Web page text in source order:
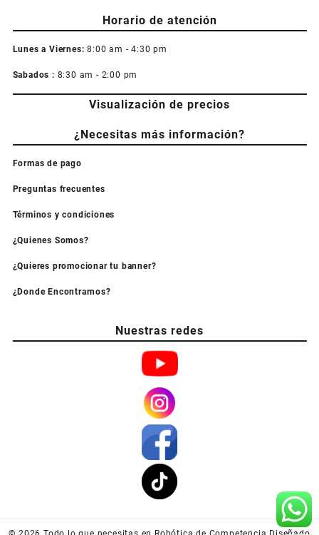
Horario de atención
Lunes a Viernes: 8:00 am - 4:30 pm
Sabados : 8:30 am - 2:00 pm
Visualización de precios
¿Necesitas más información?
Formas de pago
Preguntas frecuentes
Términos y condiciones
¿Quienes Somos?
¿Quieres promocionar tu banner?
¿Donde Encontrarnos?
Nuestras redes